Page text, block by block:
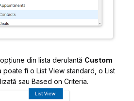
din lista derulantă Custom
poate fi o List View standard, o List
sau Based on Criteria.